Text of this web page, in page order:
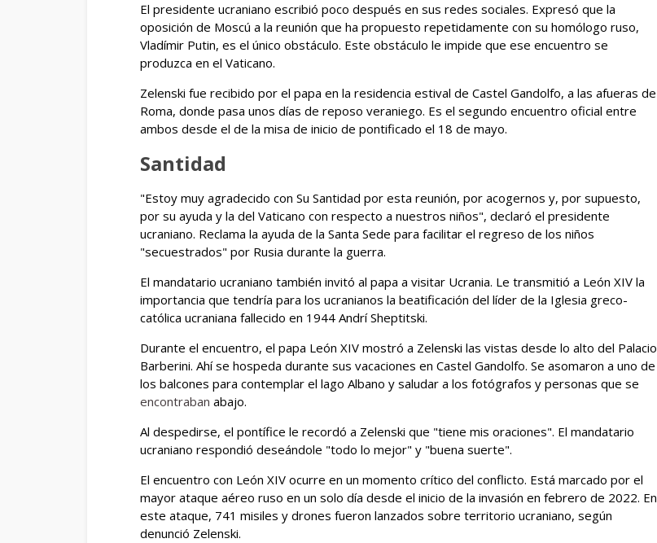
El presidente ucraniano escribió poco después en sus redes sociales. Expresó que la
oposición de Moscú a la reunión que ha propuesto repetidamente con su homólogo ruso,
Vladímir Putin, es el único obstáculo. Este obstáculo le impide que ese encuentro se
produzca en el Vaticano.
Zelenski fue recibido por el papa en la residencia estival de Castel Gandolfo, a las afueras de
Roma, donde pasa unos días de reposo veraniego. Es el segundo encuentro oficial entre
ambos desde el de la misa de inicio de pontificado el 18 de mayo.
Santidad
"Estoy muy agradecido con Su Santidad por esta reunión, por acogernos y, por supuesto,
por su ayuda y la del Vaticano con respecto a nuestros niños", declaró el presidente
ucraniano. Reclama la ayuda de la Santa Sede para facilitar el regreso de los niños
"secuestrados" por Rusia durante la guerra.
El mandatario ucraniano también invitó al papa a visitar Ucrania. Le transmitió a León XIV la
importancia que tendría para los ucranianos la beatificación del líder de la Iglesia greco-
católica ucraniana fallecido en 1944 Andrí Sheptitski.
Durante el encuentro, el papa León XIV mostró a Zelenski las vistas desde lo alto del Palacio
Barberini. Ahí se hospeda durante sus vacaciones en Castel Gandolfo. Se asomaron a uno de
los balcones para contemplar el lago Albano y saludar a los fotógrafos y personas que se
encontraban abajo.
Al despedirse, el pontífice le recordó a Zelenski que "tiene mis oraciones". El mandatario
ucraniano respondió deseándole "todo lo mejor" y "buena suerte".
El encuentro con León XIV ocurre en un momento crítico del conflicto. Está marcado por el
mayor ataque aéreo ruso en un solo día desde el inicio de la invasión en febrero de 2022. En
este ataque, 741 misiles y drones fueron lanzados sobre territorio ucraniano, según
denunció Zelenski.